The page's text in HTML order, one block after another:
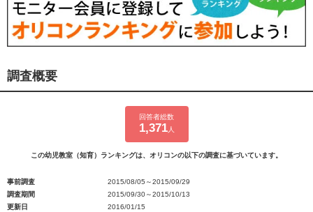
調査概要
回答者総数
1,371人
この幼児教室（知育）ランキングは、オリコンの以下の調査に基づいています。
事前調査
2015/08/05～2015/09/29
調査期間
2015/09/30～2015/10/13
更新日
2016/01/15